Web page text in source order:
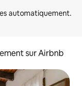
sur Airbnb